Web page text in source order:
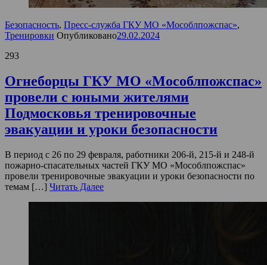
Безопасность, Пресс-служба ГКУ МО «Мособлпожспас»,
Тренировки Опубликовано29.02.2024
293
Огнеборцы ГКУ МО «Мособлпожспас»
провели с юными жителями
Подмосковья тренировочные
эвакуации и уроки безопасности
В период с 26 по 29 февраля, работники 206-й, 215-й и 248-й
пожарно-спасательных частей ГКУ МО «Мособлпожспас»
провели тренировочные эвакуации и уроки безопасности по
темам […] Читать Далее